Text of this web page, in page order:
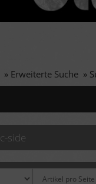
» Erweiterte Suche »
side